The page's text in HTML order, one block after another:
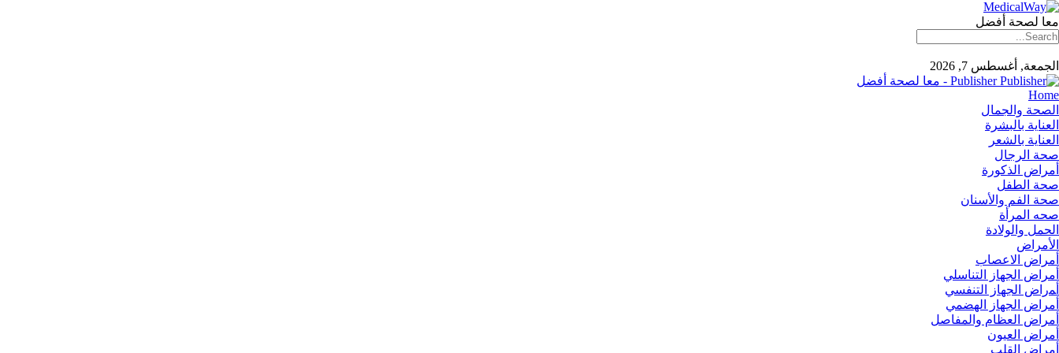
معا لصحة أفضل
الجمعة, أغسطس 7, 2026
Publisher - معا لصحة أفضل
Home
الصحة والجمال
العناية بالبشرة
العناية بالشعر
صحة الرجال
أمراض الذكورة
صحة الطفل
صحة الفم والأسنان
صحه المرأة
الحمل والولادة
الأمراض
أمراض الاعصاب
أمراض الجهاز التناسلي
أﻤراض اﻟﺠﻬﺎز اﻟﺘﻨﻔﺴﻲ
أمراض الجهاز الهضمي
أمراض العظام والمفاصل
أمراض العيون
أمراض القلب